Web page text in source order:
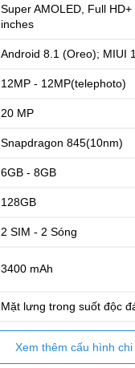
Super AMOLED, Full
inches
Android 8.1 (Oreo); MIUI
12MP - 12MP(telephoto)
20 MP
Snapdragon 845(10nm)
6GB - 8GB
128GB
2 SIM - 2 Sóng
3400 mAh
Mặt lưng trong suốt độc
Xem thêm cấu hình chi